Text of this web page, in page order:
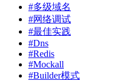
#多级域名
#网络调试
#最佳实践
#Dns
#Redis
#Mockall
#Builder模式